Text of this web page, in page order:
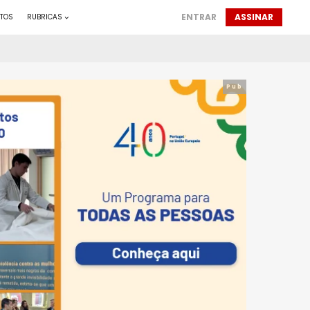
RUBRICAS ENTRAR ASSINAR
Pub